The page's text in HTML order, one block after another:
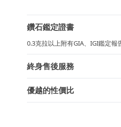
鑽石鑑定證書
0.3克拉以上附有GIA、IGI鑑定
終身售後服務
優越的性價比